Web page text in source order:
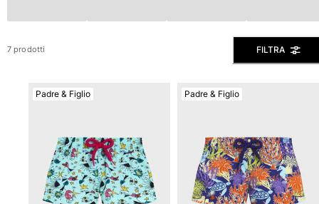
Magici
Polo
Pullover e Cardigan
Capispalla
Pantaloni
Maglieria
7 prodotti FILTRA
Padre & Figlio Padre & Figlio